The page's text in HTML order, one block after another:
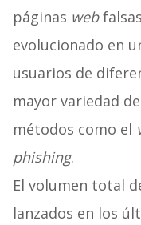
páginas web
evolucionado en
usuarios de
mayor variedad
métodos como el
phishing.
El volumen total
lanzados en los